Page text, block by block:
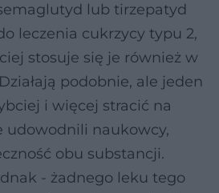
lub tirzepatyd
leczenia cukrzycy typu 2,
stosuje się je również w
podobnie, ale jeden
i więcej stracić na
udowodnili naukowcy,
obu substancji.
- żadnego leku tego